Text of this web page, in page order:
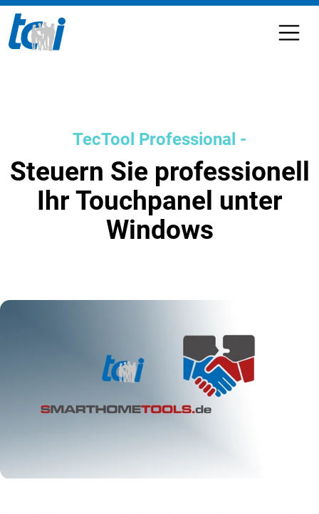
TecTool Professional -
Steuern Sie professionell
Ihr Touchpanel unter
Windows